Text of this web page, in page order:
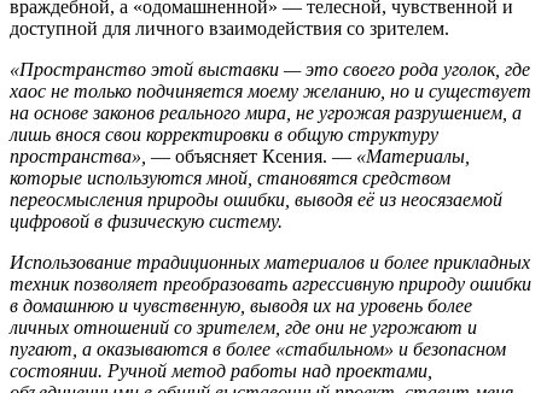
враждебной, а «одомашненной» — телесной, чувственной и
доступной для личного взаимодействия со зрителем.
«Пространство этой выставки — это своего рода уголок, где
хаос не только подчиняется моему желанию, но и существует
на основе законов реального мира, не угрожая разрушением, а
лишь внося свои корректировки в общую структуру
пространства», — объясняет Ксения. — «Материалы,
которые используются мной, становятся средством
переосмысления природы ошибки, выводя её из неосязаемой
цифровой в физическую систему.
Использование традиционных материалов и более прикладных
техник позволяет преобразовать агрессивную природу ошибки
в домашнюю и чувственную, выводя их на уровень более
личных отношений со зрителем, где они не угрожают и
пугают, а оказываются в более «стабильном» и безопасном
состоянии. Ручной метод работы над проектами,